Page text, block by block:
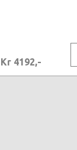
Kr 4192,-